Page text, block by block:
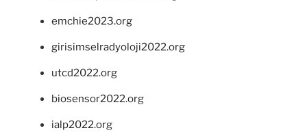
emchie2023.org
girisimselradyoloji2022.org
utcd2022.org
biosensor2022.org
ialp2022.org